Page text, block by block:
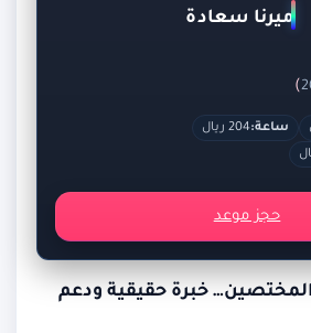
ميرنا سعادة
)
ساعة:204 ريال
حجز موعد
خبرة حقيقية ودعم